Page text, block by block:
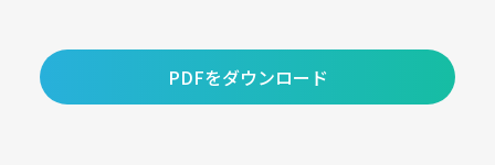
PDFをダウンロード